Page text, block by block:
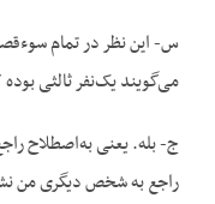
س- این نظر در تمام
می‌گویند یک‌نفر ثالثی
ج- بله. یعنی به‌اصطلاح
راجع به شخص دیگری من